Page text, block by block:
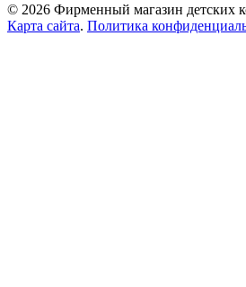
© 2026 Фирменный магазин детских
Карта сайта. Политика